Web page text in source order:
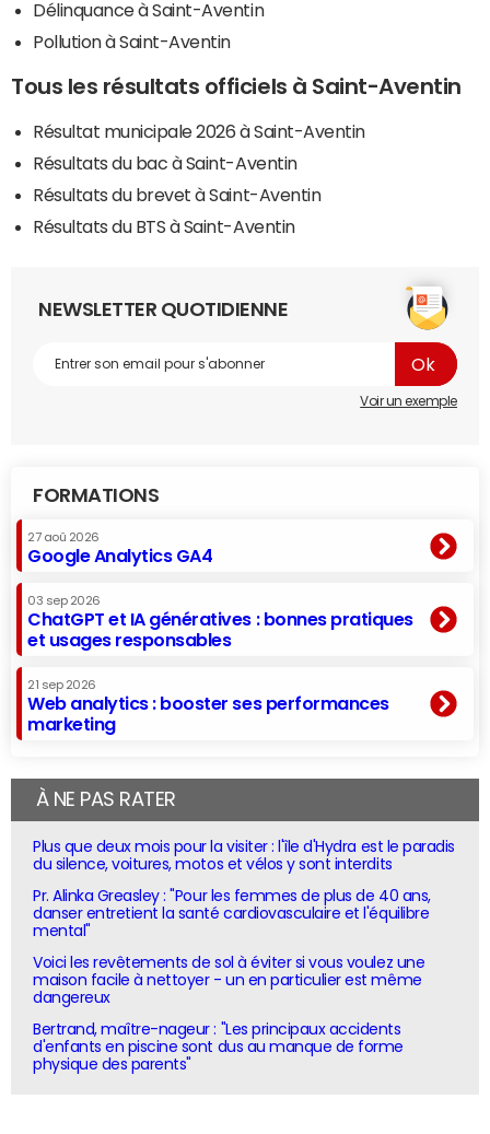
Délinquance à Saint-Aventin
Pollution à Saint-Aventin
Tous les résultats officiels à Saint-Aventin
Résultat municipale 2026 à Saint-Aventin
Résultats du bac à Saint-Aventin
Résultats du brevet à Saint-Aventin
Résultats du BTS à Saint-Aventin
NEWSLETTER QUOTIDIENNE
Voir un exemple
FORMATIONS
27 aoû 2026
Google Analytics GA4
03 sep 2026
ChatGPT et IA génératives : bonnes pratiques
et usages responsables
21 sep 2026
Web analytics : booster ses performances
marketing
À NE PAS RATER
Plus que deux mois pour la visiter : l'île d'Hydra est le paradis
du silence, voitures, motos et vélos y sont interdits
Pr. Alinka Greasley : "Pour les femmes de plus de 40 ans,
danser entretient la santé cardiovasculaire et l'équilibre
mental"
Voici les revêtements de sol à éviter si vous voulez une
maison facile à nettoyer - un en particulier est même
dangereux
Bertrand, maître-nageur : "Les principaux accidents
d'enfants en piscine sont dus au manque de forme
physique des parents"